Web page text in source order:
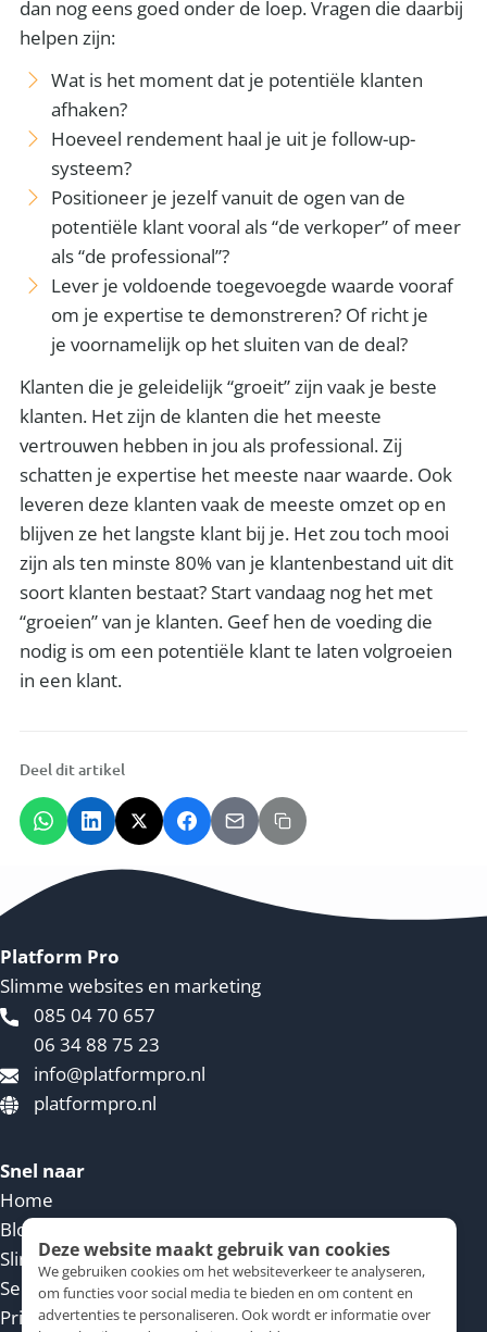
dan nog eens goed onder de loep. Vragen die daarbij
helpen zijn:
Wat is het moment dat je potentiële klanten
afhaken?
Hoeveel rendement haal je uit je follow-up-
systeem?
Positioneer je jezelf vanuit de ogen van de
potentiële klant vooral als “de verkoper” of meer
als “de professional”?
Lever je voldoende toegevoegde waarde vooraf
om je expertise te demonstreren? Of richt je
je voornamelijk op het sluiten van de deal?
Klanten die je geleidelijk “groeit” zijn vaak je beste
klanten. Het zijn de klanten die het meeste
vertrouwen hebben in jou als professional. Zij
schatten je expertise het meeste naar waarde. Ook
leveren deze klanten vaak de meeste omzet op en
blijven ze het langste klant bij je. Het zou toch mooi
zijn als ten minste 80% van je klantenbestand uit dit
soort klanten bestaat? Start vandaag nog het met
“groeien” van je klanten. Geef hen de voeding die
nodig is om een potentiële klant te laten volgroeien
in een klant.
Deel dit artikel
Deze website maakt gebruik van cookies
We gebruiken cookies om het websiteverkeer te analyseren,
om functies voor social media te bieden en om content en
advertenties te personaliseren. Ook wordt er informatie over
Platform Pro
Slimme websites en marketing
085 04 70 657
06 34 88 75 23
info@platformpro.nl
platformpro.nl
Snel naar
Home
Blog
Slimme website
Service voorwaarden
Privacy